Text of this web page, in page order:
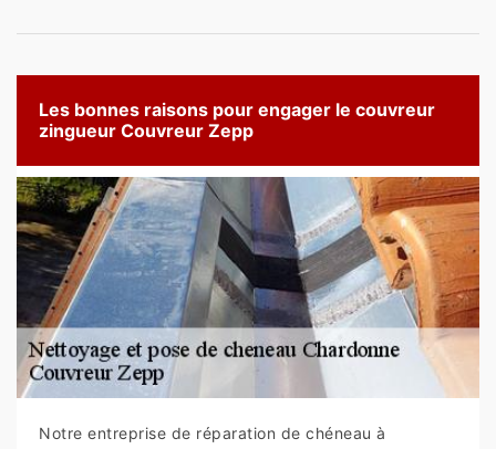
Les bonnes raisons pour engager le couvreur
zingueur Couvreur Zepp
Notre entreprise de réparation de chéneau à